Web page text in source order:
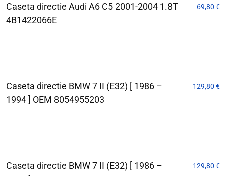
Caseta directie Audi A6 C5 2001-2004 1.8T
4B1422066E
69,80 €
Caseta directie BMW 7 II (E32) [ 1986 –
1994 ] OEM 8054955203
129,80 €
Caseta directie BMW 7 II (E32) [ 1986 –
129,80 €